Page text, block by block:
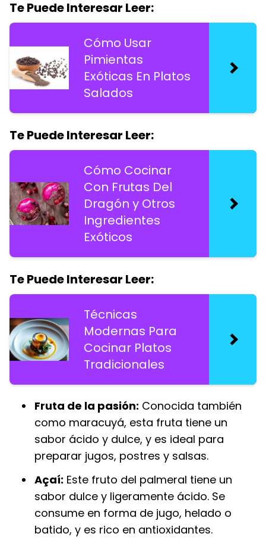
Te Puede Interesar Leer:
Cómo Usar
Pimientas
Exóticas En Platos
Salados
Te Puede Interesar Leer:
Cómo Cocinar
Con Frutas Del
Dragón y Otros
Ingredientes
Exóticos
Te Puede Interesar Leer:
Técnicas
Modernas Para
Cocinar Platos
Tradicionales
Fruta de la pasión: Conocida también
como maracuyá, esta fruta tiene un
sabor ácido y dulce, y es ideal para
preparar jugos, postres y salsas.
Açaí: Este fruto del palmeral tiene un
sabor dulce y ligeramente ácido. Se
consume en forma de jugo, helado o
batido, y es rico en antioxidantes.